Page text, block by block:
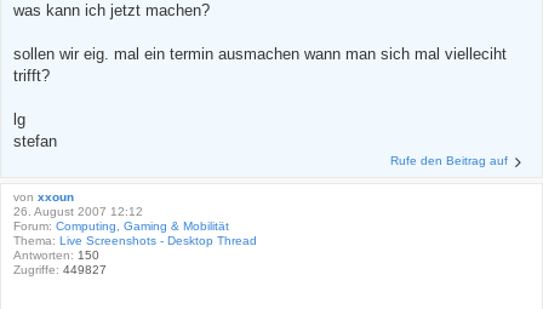
was kann ich jetzt machen?
sollen wir eig. mal ein termin ausmachen wann man sich mal vielleciht
trifft?
lg
stefan
Rufe den Beitrag auf
von xxoun
26. August 2007 12:12
Forum: Computing, Gaming & Mobilität
Thema: Live Screenshots - Desktop Thread
Antworten: 150
Zugriffe: 449827